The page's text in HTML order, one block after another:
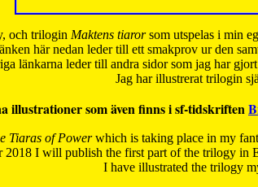
och trilogin Maktens tiarorsom utspelas i min
här nedan leder till ett smakprov ur den
länkarna leder till andra sidor som jag har
Jag har illustrerat trilogin
illustrationer som även finns i sf-tidskriften
Tiaras of Powerwhich is taking place in my
2018 I will publish the first part of the trilogy in
I have illustrated the trilogy